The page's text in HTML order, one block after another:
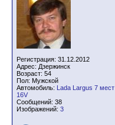
Регистрация: 31.12.2012
Адрес: Дзержинск
Возраст: 54
Пол: Мужской
Автомобиль: Lada Largus 7 мест
16V
Сообщений: 38
Изображений: 3